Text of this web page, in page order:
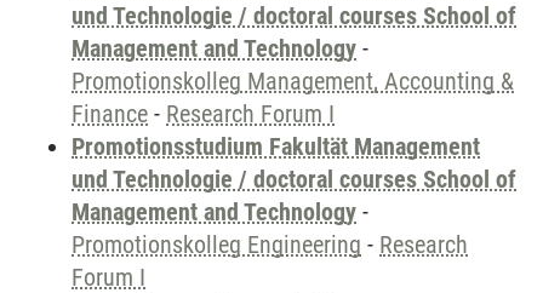
und Technologie / doctoral courses School of
Management and Technology -
Promotionskolleg Management, Accounting &
Finance - Research Forum I
Promotionsstudium Fakultät Management
und Technologie / doctoral courses School of
Management and Technology -
Promotionskolleg Engineering - Research
Forum I